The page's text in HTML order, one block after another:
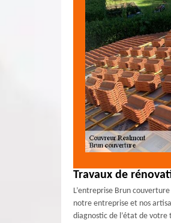
Travaux de
L’entreprise Brun
notre entreprise et nos
diagnostic de l’état de